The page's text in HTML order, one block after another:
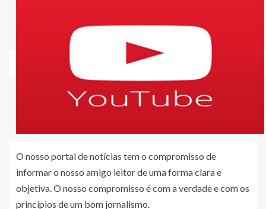
O nosso portal de notícias tem o compromisso de
informar o nosso amigo leitor de uma forma clara e
objetiva. O nosso compromisso é com a verdade e com os
princípios de um bom jornalismo.